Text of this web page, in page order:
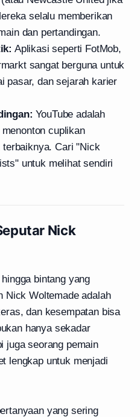
selalu memberikan
dan pertandingan.
Aplikasi seperti FotMob,
sangat berguna untuk
pasar, dan sejarah karier
YouTube adalah
cuplikan
terbaiknya. Cari "Nick
untuk melihat sendiri
Nick
bintang yang
Nick Woltemade adalah
dan kesempatan bisa
hanya sekadar
juga seorang pemain
lengkap untuk menjadi
yang sering